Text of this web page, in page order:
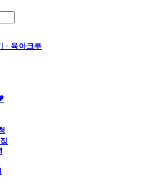
- 육아크루